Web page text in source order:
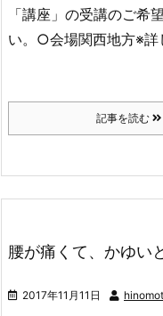
「講座」の受講のご希
い。○会場関西地方※詳
記事を読む
腰が痛くて、かゆい
2017年11月11日